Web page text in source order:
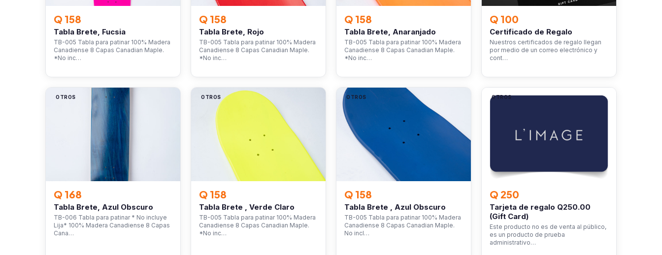
Q 158
Tabla Brete, Fucsia
TB-005 Tabla para patinar 100% Madera
Canadiense 8 Capas Canadian Maple.
*No inc…
Q 158
Tabla Brete, Rojo
TB-005 Tabla para patinar 100% Madera
Canadiense 8 Capas Canadian Maple.
*No inc…
Q 158
Tabla Brete, Anaranjado
TB-005 Tabla para patinar 100% Madera
Canadiense 8 Capas Canadian Maple.
*No inc…
Q 100
Certificado de Regalo
Nuestros certificados de regalo llegan
por medio de un correo electrónico y
cont…
OTROS
Q 168
Tabla Brete, Azul Obscuro
TB-006 Tabla para patinar * No incluye
Lija* 100% Madera Canadiense 8 Capas
Cana…
OTROS
Q 158
Tabla Brete , Verde Claro
TB-005 Tabla para patinar 100% Madera
Canadiense 8 Capas Canadian Maple.
*No inc…
OTROS
Q 158
Tabla Brete , Azul Obscuro
TB-005 Tabla para patinar 100% Madera
Canadiense 8 Capas Canadian Maple.
No incl…
OTROS
Q 250
Tarjeta de regalo Q250.00
(Gift Card)
Este producto no es de venta al público,
es un producto de prueba
administrativo…